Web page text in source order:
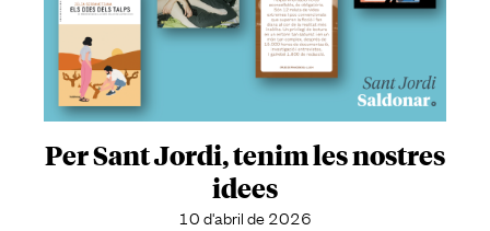
Per Sant Jordi, tenim les nostres
idees
10 d'abril de 2026